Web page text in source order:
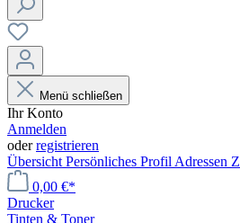
Menü schließen
Ihr Konto
Anmelden
oderregistrieren
Übersicht Persönliches Profil Adressen
0,00 €*
Drucker
Tinten & Toner